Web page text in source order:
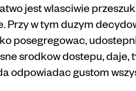
jest wlasciwie
Przy w tym duzym
posegregowac,
srodkow dostepu,
odpowiadac gustom